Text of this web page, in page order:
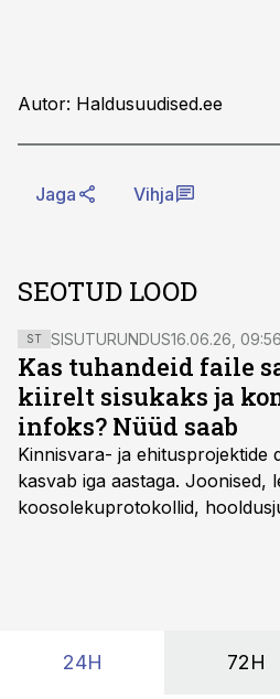
Autor: Haldusuudised.ee
Jaga Vihja
SEOTUD LOOD
ST SISUTURUNDUS16.06.26, 09:56
Kas tuhandeid faile
kiirelt sisukaks ja
infoks? Nüüd saab
Kinnisvara- ja ehitusprojektide
kasvab iga aastaga. Joonised,
koosolekuprotokollid,
24H 72H